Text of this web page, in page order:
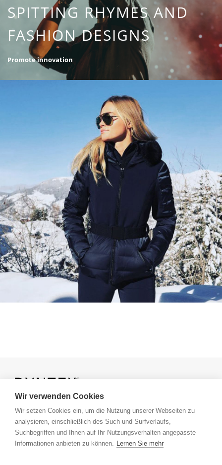
SPITTING RHYMES AND
FASHION DESIGNS
Promote innovation
office@dyntex.eu
+43 5574 21404
Tech Lab
DYNTEX Brain Pool
About
Wir verwenden Cookies
Wir setzen Cookies ein, um die Nutzung unserer Webseiten zu
analysieren, einschließlich des Such und Surfverlaufs,
Suchbegriffen und Ihnen auf Ihr Nutzungsverhalten angepasste
Informationen anbieten zu können. Lernen Sie mehr